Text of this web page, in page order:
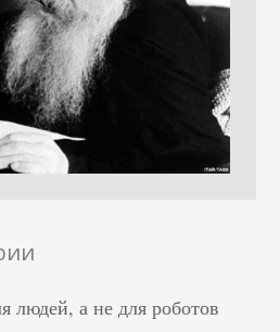
людей, а не для роботов